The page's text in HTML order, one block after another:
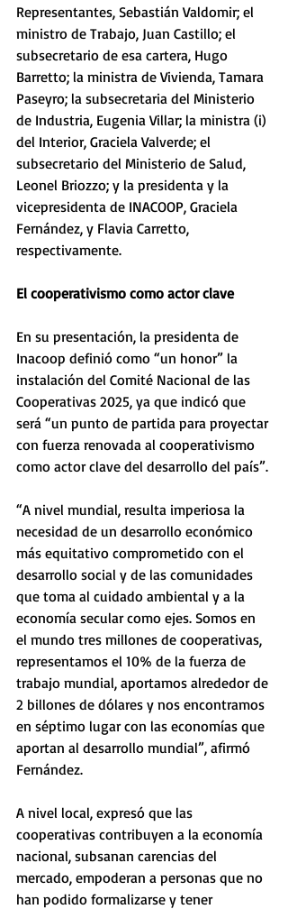
Representantes, Sebastián Valdomir; el
ministro de Trabajo, Juan Castillo; el
subsecretario de esa cartera, Hugo
Barretto; la ministra de Vivienda, Tamara
Paseyro; la subsecretaria del Ministerio
de Industria, Eugenia Villar; la ministra (i)
del Interior, Graciela Valverde; el
subsecretario del Ministerio de Salud,
Leonel Briozzo; y la presidenta y la
vicepresidenta de INACOOP, Graciela
Fernández, y Flavia Carretto,
respectivamente.
El cooperativismo como actor clave
En su presentación, la presidenta de
Inacoop definió como “un honor” la
instalación del Comité Nacional de las
Cooperativas 2025, ya que indicó que
será “un punto de partida para proyectar
con fuerza renovada al cooperativismo
como actor clave del desarrollo del país”.
“A nivel mundial, resulta imperiosa la
necesidad de un desarrollo económico
más equitativo comprometido con el
desarrollo social y de las comunidades
que toma al cuidado ambiental y a la
economía secular como ejes. Somos en
el mundo tres millones de cooperativas,
representamos el 10% de la fuerza de
trabajo mundial, aportamos alrededor de
2 billones de dólares y nos encontramos
en séptimo lugar con las economías que
aportan al desarrollo mundial”, afirmó
Fernández.
A nivel local, expresó que las
cooperativas contribuyen a la economía
nacional, subsanan carencias del
mercado, empoderan a personas que no
han podido formalizarse y tener